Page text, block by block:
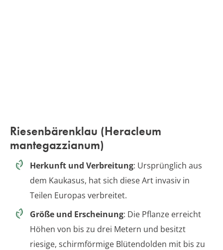
Riesenbärenklau (Heracleum
mantegazzianum)
Herkunft und Verbreitung: Ursprünglich aus
dem Kaukasus, hat sich diese Art invasiv in
Teilen Europas verbreitet.
Größe und Erscheinung: Die Pflanze erreicht
Höhen von bis zu drei Metern und besitzt
riesige, schirmförmige Blütendolden mit bis zu